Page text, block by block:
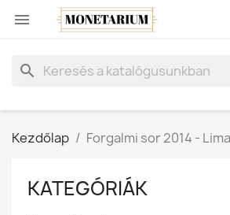

search
Kezdőlap Forgalmi sor 2014 -
KATEGÓRIÁK